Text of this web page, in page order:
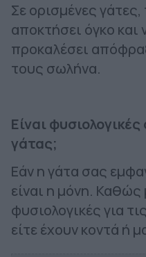
Σε ορισμένες
αποκτήσει όγκο και
προκαλέσει
τους σωλήνα.
Είναι
γάτας;
Εάν η γάτα σας
είναι η μόνη. Καθώς
φυσιολογικές για
είτε έχουν κοντά ή